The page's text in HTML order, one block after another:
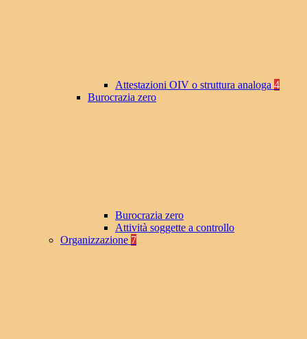
Attestazioni OIV o struttura analoga 4
Burocrazia zero
Burocrazia zero
Attività soggette a controllo
Organizzazione 7